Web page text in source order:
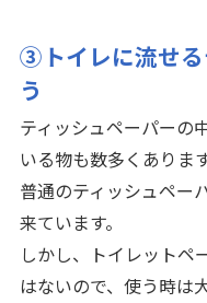
③トイレに流せる
う
ティッシュペーパーの
いる物も数多くあります
普通のティッシュペー
来ています。
しかし、トイレットペ
はないので、使う時は